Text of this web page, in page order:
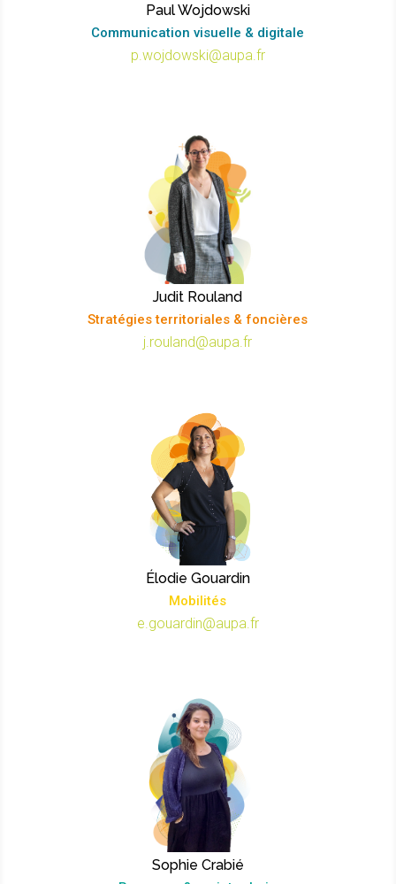
Paul Wojdowski
Communication visuelle & digitale
p.wojdowski@aupa.fr
Judit Rouland
Stratégies territoriales & foncières
j.rouland@aupa.fr
Élodie Gouardin
Mobilités
e.gouardin@aupa.fr
Sophie Crabié